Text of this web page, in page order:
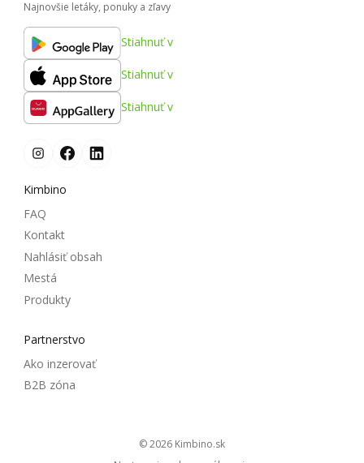
Najnovšie letáky, ponuky a zľavy
Stiahnuť v
Stiahnuť v
Stiahnuť v
Kimbino
FAQ
Kontakt
Nahlásiť obsah
Mestá
Produkty
Partnerstvo
Ako inzerovať
B2B zóna
© 2026
kimbino.sk